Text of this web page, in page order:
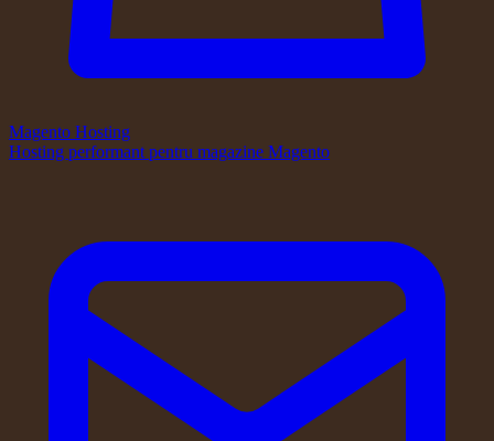
Magento Hosting
Hosting performant pentru magazine Magento